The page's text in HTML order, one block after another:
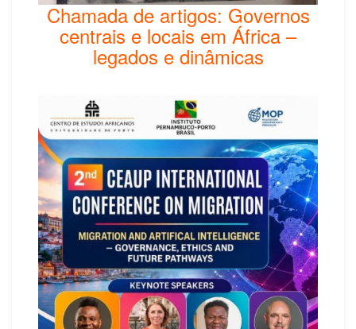
Chamada de artigos: Governos
centrais e locais em África –
legados e dinâmicas